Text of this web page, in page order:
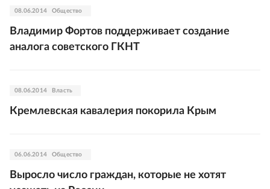
08.06.2014 Общество
Владимир Фортов поддерживает создание
аналога советского ГКНТ
08.06.2014 Власть
Кремлевская кавалерия покорила Крым
06.06.2014 Общество
Выросло число граждан, которые не хотят